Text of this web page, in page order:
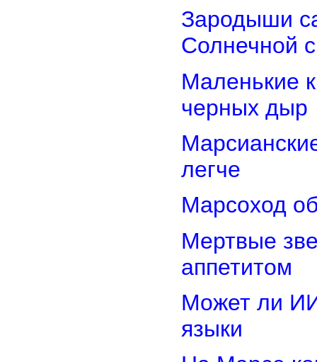
Зародыши
Солнечной
Маленькие
черных дыр
легче
Марсоход
Мертвые
аппетитом
Может ли
языки